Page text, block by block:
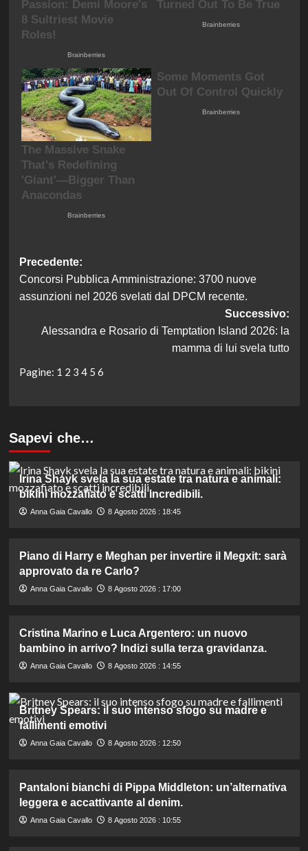
Navigazione
articolo
Precedente:
Concorsi Pubblica Amministrazione: 3700 nuove
assunzioni nel 2026 svelati dal DPCM recente.
Successivo:
Alessandra e Rosario di Temptation Island 2026: la
mamma di lui svela tutto
Pagine: 1 2 3 4 5 6
Sapevi che…
Irina Shayk svela la sua estate tra natura e animali:
bikini mozzafiato e scatti incredibili.
Anna Gaia Cavallo 8 Agosto 2026 : 18:45
Piano di Harry e Meghan per invertire il Megxit: sarà
approvato da re Carlo?
Anna Gaia Cavallo 8 Agosto 2026 : 17:00
Cristina Marino e Luca Argentero: un nuovo
bambino in arrivo? Indizi sulla terza gravidanza.
Anna Gaia Cavallo 8 Agosto 2026 : 14:55
Britney Spears: il suo intenso sfogo su madre e
fallimenti emotivi
Anna Gaia Cavallo 8 Agosto 2026 : 12:50
Pantaloni bianchi di Pippa Middleton: un’alternativa
leggera e accattivante al denim.
Anna Gaia Cavallo 8 Agosto 2026 : 10:55